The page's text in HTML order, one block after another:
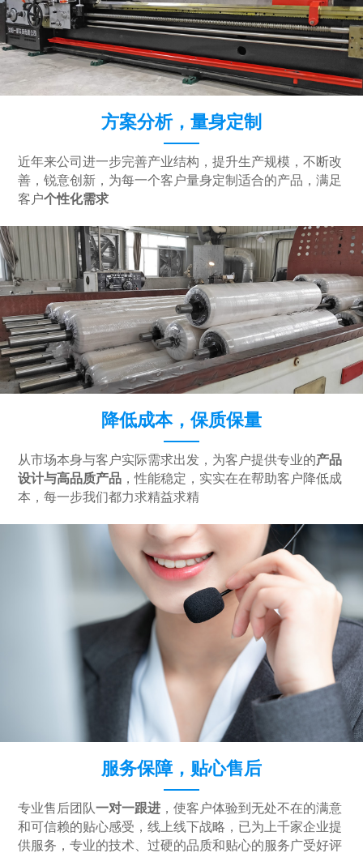
方案分析，量身定制
近年来公司进一步完善产业结构，提升生产规模，不断改
善，锐意创新，为每一个客户量身定制适合的产品，满足
客户个性化需求
降低成本，保质保量
从市场本身与客户实际需求出发，为客户提供专业的产品
设计与高品质产品 ，性能稳定，实实在在帮助客户降低成
本，每一步我们都力求精益求精
服务保障，贴心售后
专业售后团队一对一跟进 ，使客户体验到无处不在的满意
和可信赖的贴心感受，线上线下战略，已为上千家企业提
供服务，专业的技术、过硬的品质和贴心的服务广受好评